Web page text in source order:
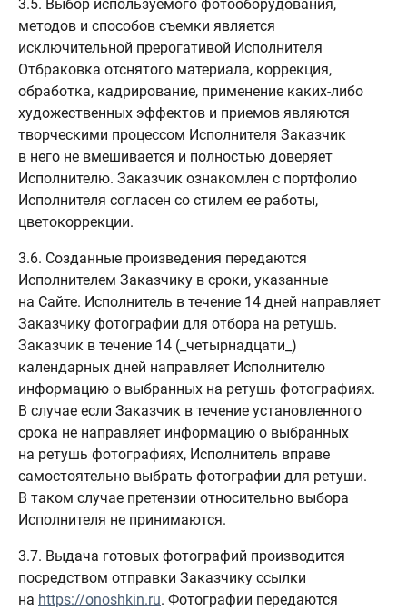
3.5. Выбор используемого фотооборудования,
методов и способов съемки является
исключительной прерогативой Исполнителя
Отбраковка отснятого материала, коррекция,
обработка, кадрирование, применение каких-либо
художественных эффектов и приемов являются
творческими процессом Исполнителя Заказчик
в него не вмешивается и полностью доверяет
Исполнителю. Заказчик ознакомлен с портфолио
Исполнителя согласен со стилем ее работы,
цветокоррекции.
3.6. Созданные произведения передаются
Исполнителем Заказчику в сроки, указанные
на Сайте. Исполнитель в течение 14 дней направляет
Заказчику фотографии для отбора на ретушь.
Заказчик в течение 14 (_четырнадцати_)
календарных дней направляет Исполнителю
информацию о выбранных на ретушь фотографиях.
В случае если Заказчик в течение установленного
срока не направляет информацию о выбранных
на ретушь фотографиях, Исполнитель вправе
самостоятельно выбрать фотографии для ретуши.
В таком случае претензии относительно выбора
Исполнителя не принимаются.
3.7. Выдача готовых фотографий производится
посредством отправки Заказчику ссылки
на https://onoshkin.ru. Фотографии передаются